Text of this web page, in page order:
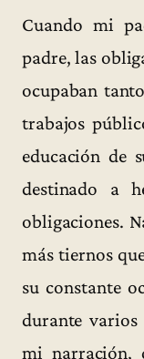
Cuando mi
padre, las
ocupaban
trabajos
educación de
destinado a
obligaciones.
más tiernos
su constante
durante varios
mi narración,